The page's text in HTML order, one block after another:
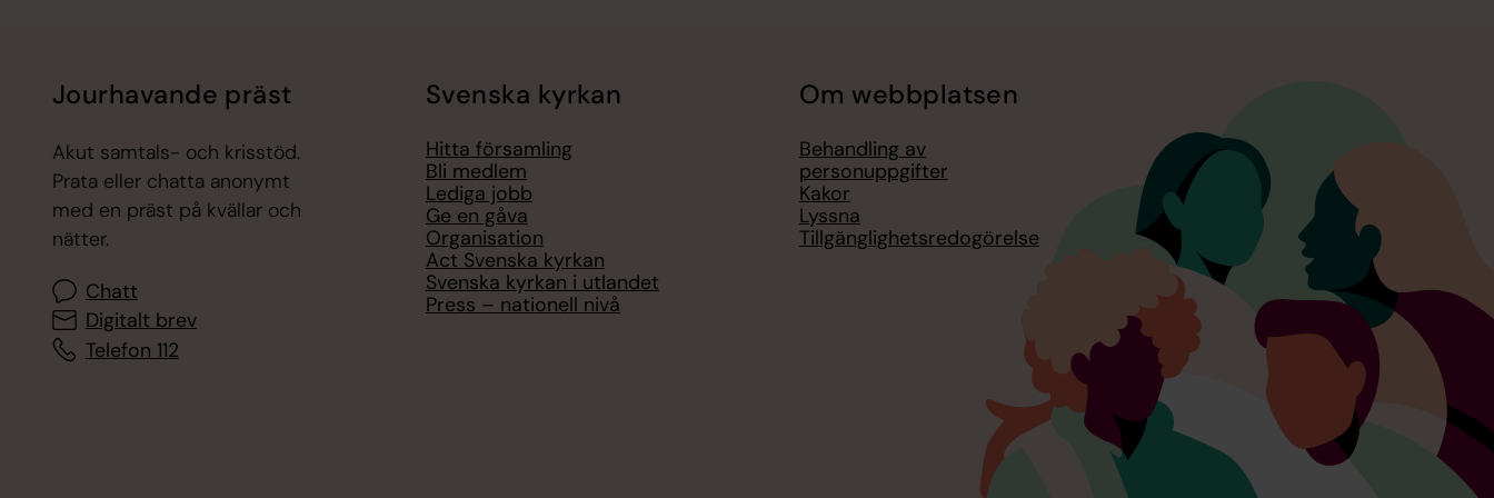
Jourhavande präst
Akut samtals- och krisstöd.
Prata eller chatta anonymt
med en präst på kvällar och
nätter.
Chatt
Digitalt brev
Telefon 112
Svenska kyrkan
Hitta församling
Bli medlem
Lediga jobb
Ge en gåva
Organisation
Act Svenska kyrkan
Svenska kyrkan i utlandet
Press – nationell nivå
Om webbplatsen
Behandling av
personuppgifter
Kakor
Lyssna
Tillgänglighetsredogörelse